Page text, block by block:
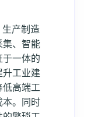
生产制造
集、智能
于一体的
升工业建
低高端工
本。同时